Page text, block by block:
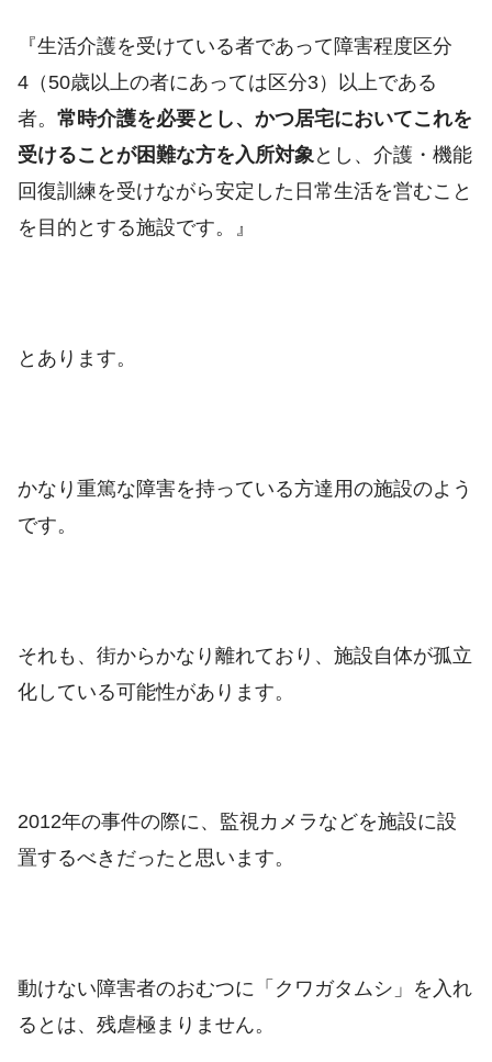
『生活介護を受けている者であって障害程度区分
4（50歳以上の者にあっては区分3）以上である
者。 常時介護を必要とし、かつ居宅においてこれを
受けることが困難な方を入所対象とし、介護・機能
回復訓練を受けながら安定した日常生活を営むこと
を目的とする施設です。』
とあります。
かなり重篤な障害を持っている方達用の施設のよう
です。
それも、街からかなり離れており、施設自体が孤立
化している可能性があります。
2012年の事件の際に、監視カメラなどを施設に設
置するべきだったと思います。
動けない障害者のおむつに「クワガタムシ」を入れ
るとは、残虐極まりません。